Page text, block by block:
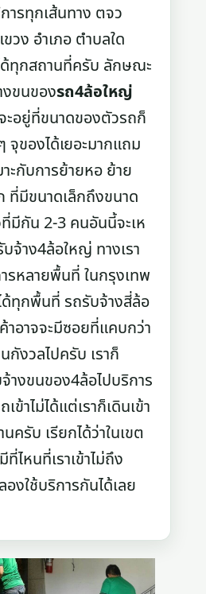
ารทุกเส้นทาง ตจว
ง อำเภอ ตำบลใด
ด้ทุกสถานที่ครับ ลักษณะ
งขนของรถ4ล้อใหญ่
ะอยู่ที่ขนาดของตัวรถก็
จุของได้เยอะมากแถม
ะกับการย้ายหอ ย้าย
ที่มีขนาดเล็กถึงขนาด
มีกัน 2-3 คนอันนี้จะเห
จ้าง4ล้อใหญ่ ทางเรา
รหลายพื้นที่ ในกรุงเทพ
ด้ทุกพื้นที่ รถรับจ้างสี่ล้อ
าอาจจะมีซอยที่แคบกว่า
กังวลไปครับ เราก็
างขนของ4ล้อไปบริการ
ข้าไม่ได้แต่เราก็เดินเข้า
ครับ เรียกได้ว่าในเขต
ไหนที่เราเข้าไม่ถึง
องใช้บริการกันได้เลย